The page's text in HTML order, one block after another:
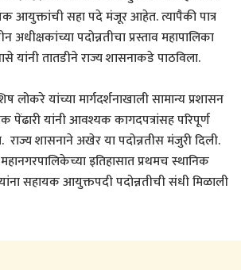
आयुक्तांची सहा पदे मंजूर आहेत. त्यापैकी पात्र
अधीक्षकांच्या पदोन्नतीचा प्रस्ताव महापालिका
यांनी तातडीने राज्य शासनाकडे पाठविला.
लोकरे यांच्या मार्गदर्शनाखाली सामान्य प्रशासन
पेंढारी यांनी आवश्यक कागदपत्रांसह परिपूर्ण
राज्य शासनाने अखेर या पदोन्नतीस मंजुरी दिली.
इतिहासात प्रथमच स्थानिक
सहायक आयुक्तपदी पदोन्नतीची संधी मिळाली